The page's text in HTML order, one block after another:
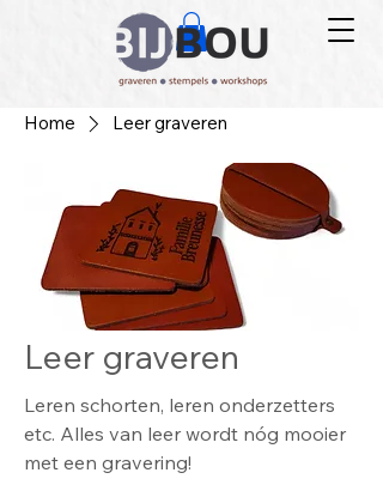
Home Leer graveren
Leer graveren
Leren schorten, leren onderzetters
etc. Alles van leer wordt nóg mooier
met een gravering!